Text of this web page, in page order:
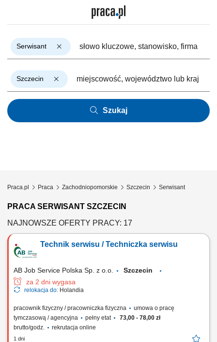
Serwisant
Szczecin
Szukaj
Praca.pl Praca Zachodniopomorskie Szczecin Serwisant
PRACA SERWISANT SZCZECIN
NAJNOWSZE OFERTY PRACY: 17
Technik serwisu / Techniczka serwisu
AB Job Service Polska Sp. z o.o.
Szczecin
za 2 dni wygasa
relokacja do: Holandia
pracownik fizyczny / pracowniczka fizyczna
umowa o pracę
tymczasową / agencyjna
pełny etat
73,00 - 78,00 zł
brutto/godz.
rekrutacja online
1 dni